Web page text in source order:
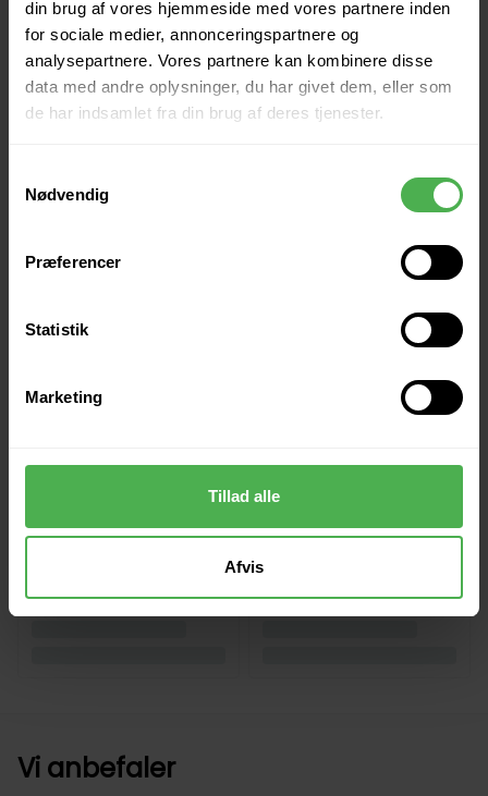
din brug af vores hjemmeside med vores partnere inden
for sociale medier, annonceringspartnere og
analysepartnere. Vores partnere kan kombinere disse
data med andre oplysninger, du har givet dem, eller som
de har indsamlet fra din brug af deres tjenester.
Nødvendig
Præferencer
Statistik
Marketing
Tillad alle
Afvis
Andre købte også
Vi anbefaler